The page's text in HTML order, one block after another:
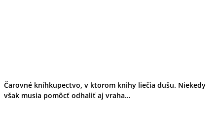
Wellness
Gastro
Kaviarne
Čarovné kníhkupectvo, v ktorom knihy liečia dušu. Niekedy
však musia pomôcť odhaliť aj vraha...